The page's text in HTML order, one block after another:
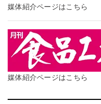
媒体紹介ページはこちら
媒体紹介ページはこちら